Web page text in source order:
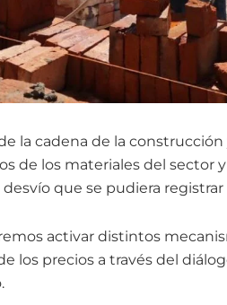
la cadena de la
de los materiales del sector
que se pudiera registrar
activar distintos
los precios a través del